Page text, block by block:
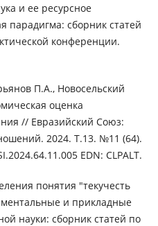
и ее ресурсное
парадигма: сборник статей
конференции.
П.А., Новосельский
оценка
// Евразийский Союз:
2024. Т.13. №11 (64).
EDN: CLPALT.
понятия "текучесть
и прикладные
науки: сборник статей по